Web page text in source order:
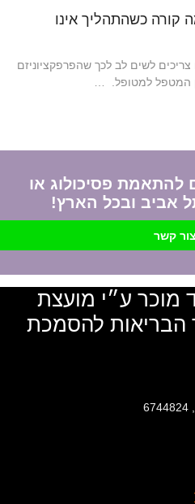
קורה כשהתהליך אינו
לשים לב לכך שהפרפקציוניזם
המטפל למטופל. …
להתאמת פסיכולוג או
אביב ובכל הארץ!
צור קשר
מוכר ע״י מועצת
הבריאות להסמכת